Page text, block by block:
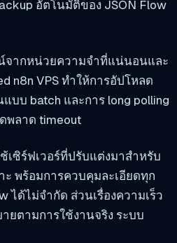
อัตโนมัติของ JSON Flow
จากหน่วยความจำที่แน่นอนและ
n8n VPS ทำให้การอัปโหลด
บบ batch และการ long polling
พลาด timeout
เซิร์ฟเวอร์ที่ปรับแต่งมาสำหรับ
ะ พร้อมการควบคุมละเอียดทุก
ได้ไม่จำกัด ส่วนเรื่องความเร็ว
ยตามการใช้งานจริง ระบบ